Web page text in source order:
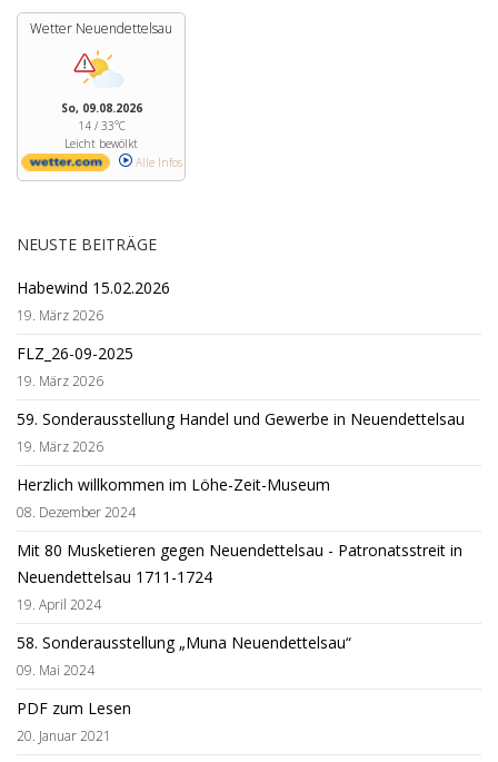
Wetter Neuendettelsau
So, 09.08.2026
14 / 33°C
Leicht bewölkt
Alle Infos
NEUSTE BEITRÄGE
Habewind 15.02.2026
19. März 2026
FLZ_26-09-2025
19. März 2026
59. Sonderausstellung Handel und Gewerbe in Neuendettelsau
19. März 2026
Herzlich willkommen im Löhe-Zeit-Museum
08. Dezember 2024
Mit 80 Musketieren gegen Neuendettelsau - Patronatsstreit in
Neuendettelsau 1711-1724
19. April 2024
58. Sonderausstellung „Muna Neuendettelsau“
09. Mai 2024
PDF zum Lesen
20. Januar 2021